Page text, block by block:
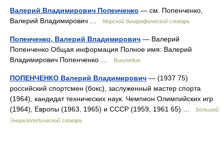
Валерий Владимирович Попенченко — см. Попенченко,
Валерий Владимирович …
Морской биографический словарь
Попенченко, Валерий Владимирович — Валерий
Попенченко Общая информация Полное имя: Валерий
Владимирович Попенченко …
Википедия
ПОПЕНЧЕНКО Валерий Владимирович — (1937 75)
российский спортсмен (бокс), заслуженный мастер спорта
(1964), кандидат технических наук. Чемпион Олимпийских игр
(1964), Европы (1963, 1965) и СССР (1959, 1961 65) …
Большой
Энциклопедический словарь